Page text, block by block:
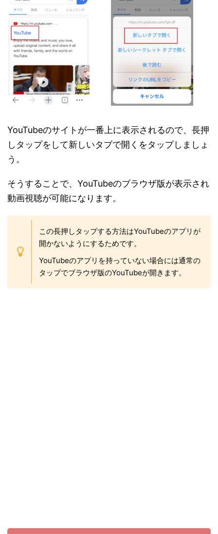
YouTubeのサイトが一番上に表示されるので、長押
しタップをして新しいタブで開くをタップしましょ
う。
そうすることで、YouTubeのブラウザ版が表示され
動画視聴が可能になります。
この長押しタップする方法はYouTubeのアプリが
開かないようにするためです。
YouTubeのアプリを持っていない場合には通常の
タップでブラウザ版のYouTubeが開きます。